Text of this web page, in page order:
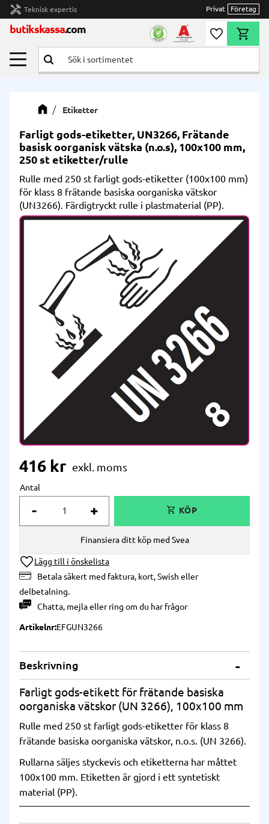
Meny
handyman Teknisk expertis Privat Företag
butikskassa.com Önskelista
Etiketter
Farligt gods-etiketter, UN3266, Frätande
basisk oorganisk vätska (n.o.s), 100x100 mm,
250 st etiketter/rulle
Rulle med 250 st farligt gods-etiketter (100x100 mm)
för klass 8 frätande basiska oorganiska vätskor
(UN3266). Färdigtryckt rulle i plastmaterial (PP).
416 kr
Antal
+
-
Lägg till i önskelista
Betala säkert med faktura, kort, Swish eller
delbetalning.
Chatta, mejlaellerring om du har frågor
Finansiera ditt köp med Svea
Artikelnr EFGUN3266
Beskrivning
Farligt gods-etikett för frätande basiska
oorganiska vätskor (UN 3266), 100x100 mm
Rulle med 250 st farligt gods-etiketter för klass 8
frätande basiska oorganiska vätskor, n.o.s. (UN 3266).
Rullarna säljes styckevis och etiketterna har måttet
100x100 mm. Etiketten är gjord i ett syntetiskt
material (PP).